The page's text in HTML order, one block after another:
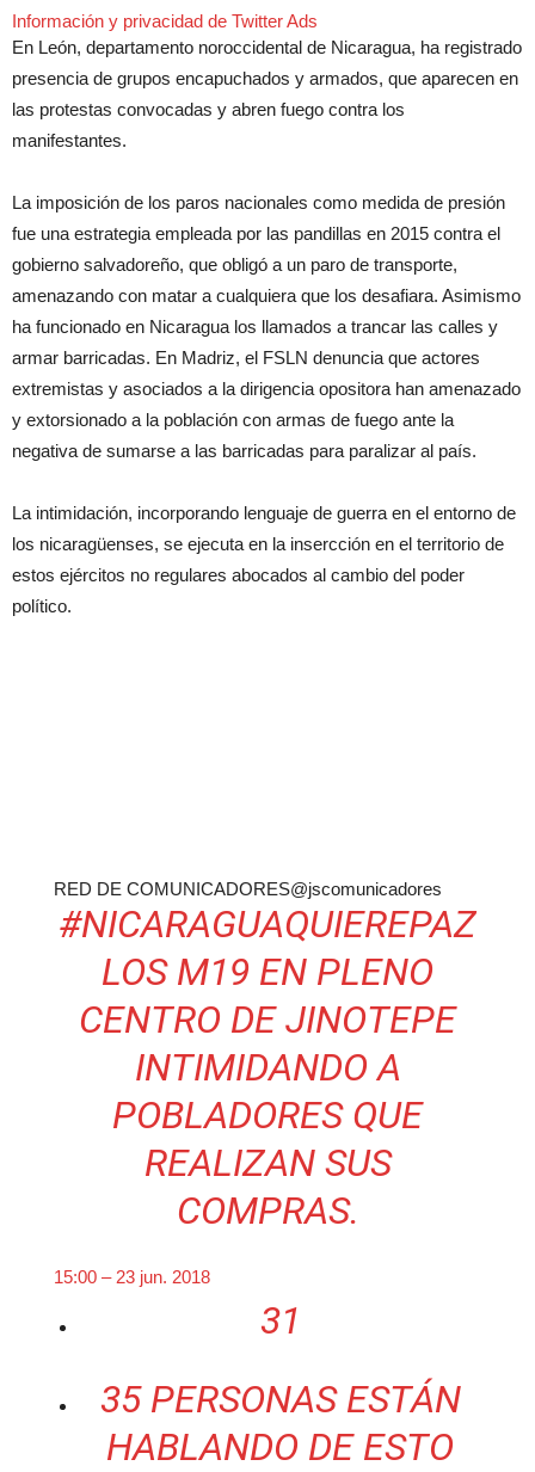
Información y privacidad de Twitter Ads
En León, departamento noroccidental de Nicaragua, ha registrado
presencia de grupos encapuchados y armados, que aparecen en
las protestas convocadas y abren fuego contra los
manifestantes.
La imposición de los paros nacionales como medida de presión
fue una estrategia empleada por las pandillas en 2015 contra el
gobierno salvadoreño, que obligó a un paro de transporte,
amenazando con matar a cualquiera que los desafiara. Asimismo
ha funcionado en Nicaragua los llamados a trancar las calles y
armar barricadas. En Madriz, el FSLN denuncia que actores
extremistas y asociados a la dirigencia opositora han amenazado
y extorsionado a la población con armas de fuego ante la
negativa de sumarse a las barricadas para paralizar al país.
La intimidación, incorporando lenguaje de guerra en el entorno de
los nicaragüenses, se ejecuta en la insercción en el territorio de
estos ejércitos no regulares abocados al cambio del poder
político.
RED DE COMUNICADORES@jscomunicadores
#NICARAGUAQUIEREPAZ
LOS M19 EN PLENO
CENTRO DE JINOTEPE
INTIMIDANDO A
POBLADORES QUE
REALIZAN SUS
COMPRAS.
15:00 – 23 jun. 2018
31
35 PERSONAS ESTÁN
HABLANDO DE ESTO